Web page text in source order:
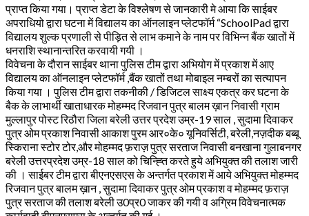
प्राप्त किया गया। प्राप्त डेटा के विश्लेषण से जानकारी मे आया कि साईबर
अपराधियो द्वारा घटना में विद्यालय का ऑनलाइन प्लेटफॉर्म “SchoolPad द्वारा
विद्यालय शुल्क प्रणाली से पीड़ित से लाभ कमाने के नाम पर विभिन्न बैंक खातों में
धनराशि स्थानान्तरित करवायी गयी ।
विवेचना के दौरान साईबर थाना पुलिस टीम द्वारा अभियोग में प्रकाश में आए
विद्यालय का ऑनलाइन प्लेटफॉर्म ,बैंक खातों तथा मोबाइल नम्बरों का सत्यापन
किया गया । पुलिस टीम द्वारा तकनीकी / डिजिटल साक्ष्य एकत्र कर घटना के
बैक के लाभार्थी खाताधारक मोहम्मद रिजवान पुत्र बालम ख़ान निवासी ग्राम
मुल्लापुर पोस्ट रिठौरा जिला बरेली उत्तर प्रदेश उम्र-19 साल , सुदामा दिवाकर
पुत्र ओम प्रकाश निवासी आकाश पुरम आर०के० यूनिवर्सिटी, बरेली,नज़दीक बब्बू
स्किराना स्टोर टोर,और मोहम्मद फ़राज़ पुत्र सरताज निवासी बनखाना गुलाबनगर
बरेली उत्तरप्रदेश उम्र-18 साल को चिन्ह्ति करते हुये अभियुक्त की तलाश जारी
की । साईबर टीम द्वारा बीएनएसएस के अन्तर्गत प्रकाश में आये अभियुक्त मोहम्मद
रिजवान पुत्र बालम ख़ान , सुदामा दिवाकर पुत्र ओम प्रकाश व मोहम्मद फ़राज़
पुत्र सरताज की तलाश बरेली उ0प्र0 जाकर की गयी व अग्रिम विवेचनात्मक